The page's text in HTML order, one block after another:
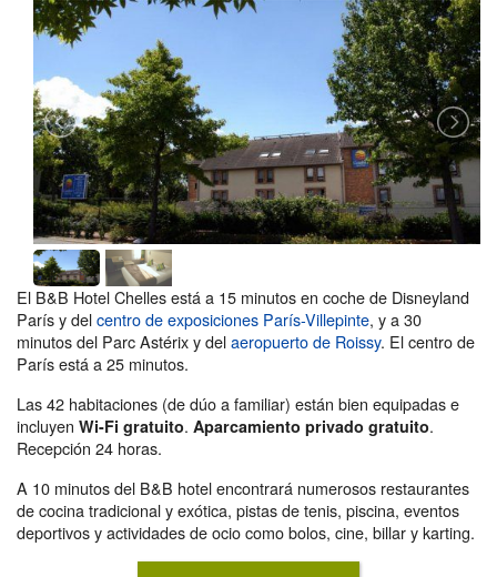
El B&B Hotel Chelles está a 15 minutos en coche de Disneyland
París y delcentro de exposiciones París-Villepinte, y a 30
minutos del Parc Astérix y delaeropuerto de Roissy. El centro de
París está a 25 minutos.
Las 42 habitaciones (de dúo a familiar) están bien equipadas e
incluyen Wi-Fi gratuito. Aparcamiento privado gratuito.
Recepción 24 horas.
A 10 minutos del B&B hotel encontrará numerosos restaurantes
de cocina tradicional y exótica, pistas de tenis, piscina, eventos
deportivos y actividades de ocio como bolos, cine, billar y karting.